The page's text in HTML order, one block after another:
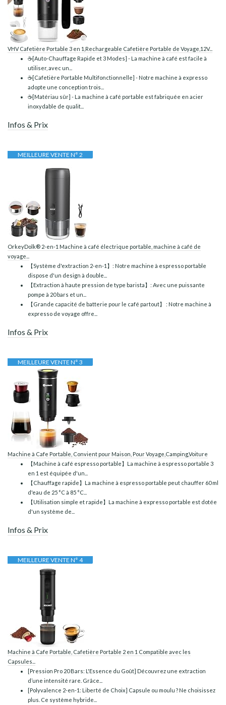
VHV Cafetière Portable 3 en 1,Rechargeable Cafetière Portable de Voyage,12V...
☕[Auto-Chauffage Rapide et 3 Modes] - La machine à café est facile à
utiliser, avec un...
☕[Cafetière Portable Multifonctionnelle] - Notre machine à expresso
adopte une conception trois...
☕[Matériau sûr] - La machine à café portable est fabriquée en acier
inoxydable de qualit...
Infos & Prix
MEILLEURE VENTE N° 2
OrkeyDolk® 2-en-1 Machine à café électrique portable, machine à café de
voyage...
【Système d'extraction 2-en-1】: Notre machine à espresso portable
dispose d'un design à double...
【Extraction à haute pression de type barista】: Avec une puissante
pompe à 20 bars et un...
【Grande capacité de batterie pour le café partout】 : Notre machine à
expresso de voyage offre...
Infos & Prix
MEILLEURE VENTE N° 3
Machine à Cafe Portable, Convient pour Maison, Pour Voyage,Camping,Voiture
【Machine à café espresso portable】La machine à espresso portable 3
en 1 est équipée d'un...
【Chauffage rapide】La machine à espresso portable peut chauffer 60 ml
d'eau de 25 °C à 85 °C...
【Utilisation simple et rapide】La machine à expresso portable est dotée
d'un système de...
Infos & Prix
MEILLEURE VENTE N° 4
Machine à Cafe Portable, Cafetière Portable 2 en 1 Compatible avec les
Capsules...
[Pression Pro 20 Bars: L'Essence du Goût] Découvrez une extraction
d’une intensité rare. Grâce...
[Polyvalence 2-en-1: Liberté de Choix] Capsule ou moulu ? Ne choisissez
plus. Ce système hybride...